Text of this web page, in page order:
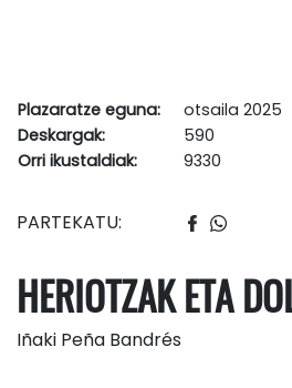
Plazaratze eguna:
otsaila 2025
Deskargak:
590
Orri ikustaldiak:
9330
PARTEKATU:
HERIOTZAK ETA
Iñaki Peña Bandrés